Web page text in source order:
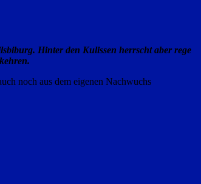
Hinter den Kulissen herrscht aber rege
noch aus dem eigenen Nachwuchs